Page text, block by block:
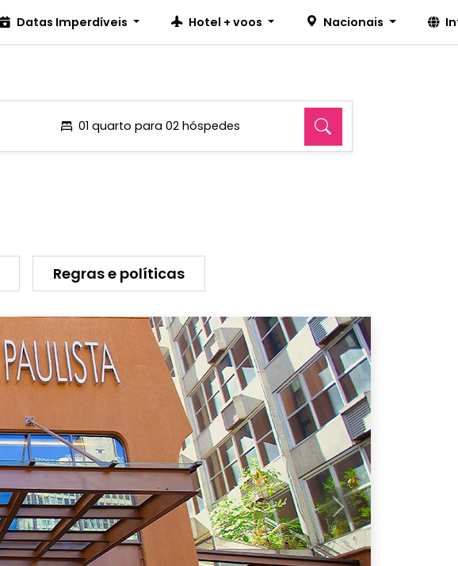
Datas Imperdíveis Hotel + voos Nacionais
01 quarto para 02 hóspedes
Regras e políticas
Próximo